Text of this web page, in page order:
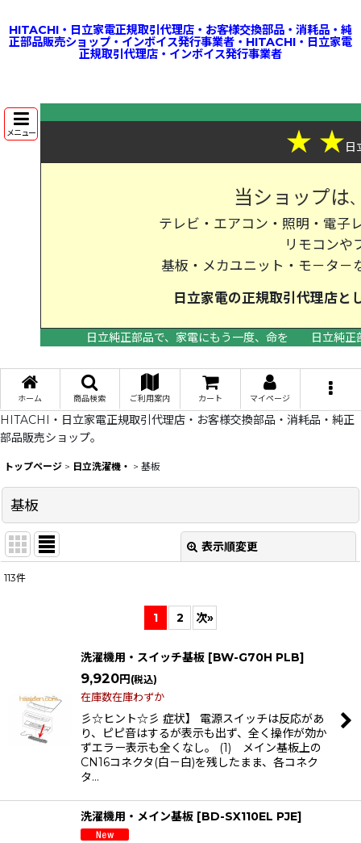
HITACHI・日立家電正規取引代理店・お客様交換部品・消耗品・純
正部品販売ショップ・インボイス発行事業者・HITACHI・日立家電
正規取引代理店・インボイス発行事業者
メニュー ★ ★日
当ショップは
テレビ・エアコン・照明・電子
リモコンや
基板・メカユニット・モ－タ－
日立家電の正規取引代理店
日立純正部品で、家電にもう一度、命を
日立純
ホーム 商品検索 ご利用案内 カート マイページ
HITACHI・日立家電正規取引代理店・お客様交換部品・消耗品・純正
部品販売ショップ。
トップページ > 日立洗濯機・ > 基板
基板
表示順変更
絞り込む
113件
1 2 次»
洗濯機用・スイッチ基板 [BW-G70H PLB]
9,920円 (税込)
在庫数在庫わずか
彡☆ヒント☆彡 症状】 電源スイッチは反応があ
り、ピピ音はするが表示も出ず、全く操作が効か
ずエラー表示も全くなし。 (1) メイン基板上の
CN16コネクタ(白－白)を残したまま、各コネク
タ…
洗濯機用・メイン基板 [BD-SX110EL PJE]